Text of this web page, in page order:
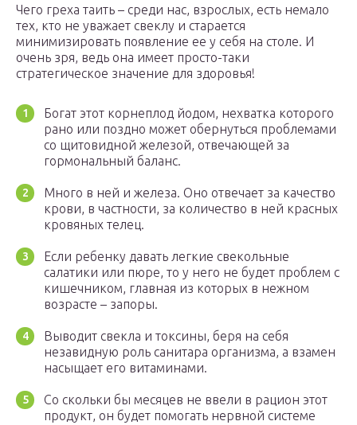
Чего греха таить – среди нас, взрослых, есть немало
тех, кто не уважает свеклу и старается
минимизировать появление ее у себя на столе. И
очень зря, ведь она имеет просто-таки
стратегическое значение для здоровья!
Богат этот корнеплод йодом, нехватка которого
рано или поздно может обернуться проблемами
со щитовидной железой, отвечающей за
гормональный баланс.
Много в ней и железа. Оно отвечает за качество
крови, в частности, за количество в ней красных
кровяных телец.
Если ребенку давать легкие свекольные
салатики или пюре, то у него не будет проблем с
кишечником, главная из которых в нежном
возрасте – запоры.
Выводит свекла и токсины, беря на себя
незавидную роль санитара организма, а взамен
насыщает его витаминами.
Со скольки бы месяцев не ввели в рацион этот
продукт, он будет помогать нервной системе